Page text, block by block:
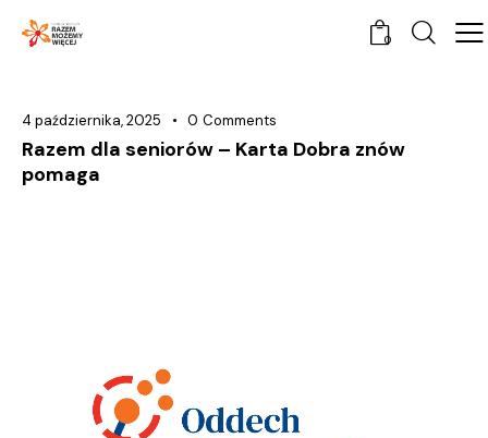
0
4 października, 2025 0 Comments
Razem dla seniorów – Karta Dobra znów
pomaga